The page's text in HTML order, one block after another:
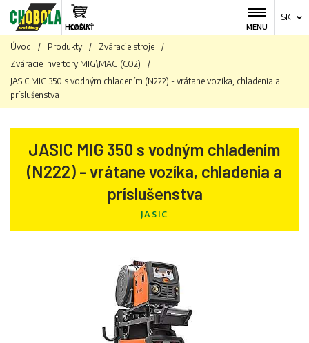
MENU
KOŠÍK
SK
HĽADAŤ
Úvod / Produkty / Zváracie stroje
/
Zváracie invertory MIG\MAG (CO2)
/
JASIC MIG 350 s vodným chladením (N222) - vrátane vozíka, chladenia a
príslušenstva
JASIC MIG 350 s vodným chladením
(N222) - vrátane vozíka, chladenia a
príslušenstva
JASIC